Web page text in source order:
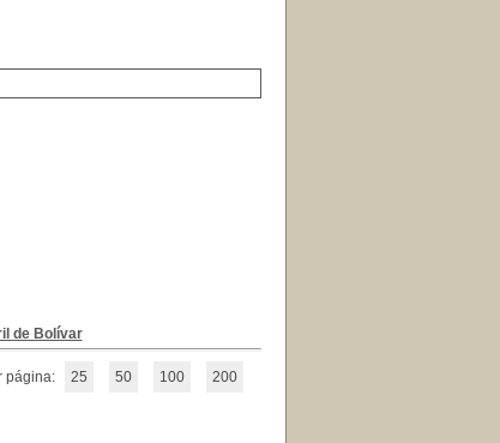
de Bolívar
página: 25 50 100 200